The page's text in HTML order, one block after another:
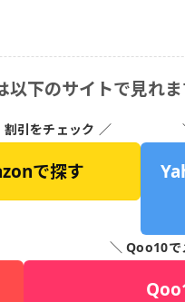
以下のサイトで見れ
引をチェック ／
で探す
＼ Qoo10で